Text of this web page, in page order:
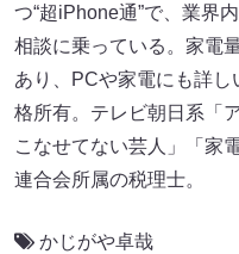
つ“超iPhone通”で、業界
相談に乗っている。家電
あり、PCや家電にも詳
格所有。テレビ朝日系「
こなせてない芸人」「家
連合会所属の税理士。
かじがや卓哉